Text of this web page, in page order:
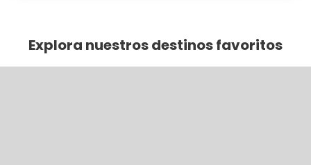
Explora nuestros destinos favoritos